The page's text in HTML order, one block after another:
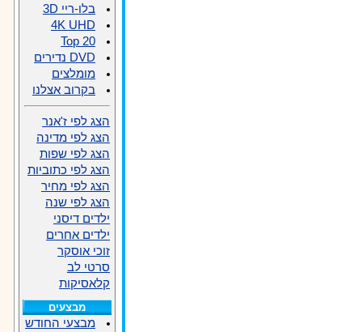
בלו-ריי 3D
4K UHD
Top 20
DVD נדירים
מומלצים
בקרוב אצלנו
הצג לפי ז'אנר
הצג לפי מדינה
הצג לפי שפות
הצג לפי כתוביות
הצג לפי מחיר
הצג לפי שנה
ילדים דיסני
ילדים אחרים
זוכי אוסקר
סרטי לב
קלאסיקות
מבצעים
מבצעי החודש